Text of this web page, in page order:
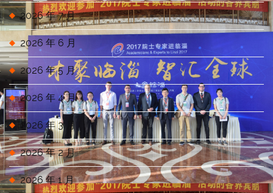
2026 年 7 月
2026 年 6 月
2026 年 5 月
2026 年 4 月
2026 年 3 月
2026 年 2 月
2026 年 1 月